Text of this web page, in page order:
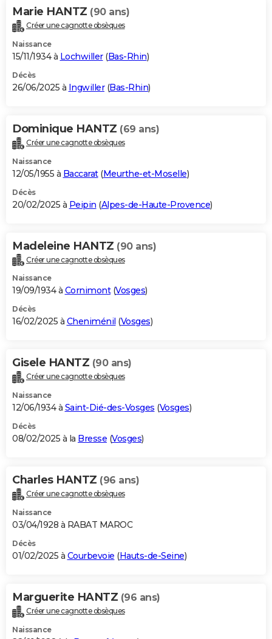
Marie HANTZ (90 ans)
Créer une cagnotte obsèques
Naissance
15/11/1934 à Lochwiller(Bas-Rhin)
Décès
26/06/2025 à Ingwiller(Bas-Rhin)
Dominique HANTZ (69 ans)
Créer une cagnotte obsèques
Naissance
12/05/1955 à Baccarat(Meurthe-et-Moselle)
Décès
20/02/2025 à Peipin (Alpes-de-Haute-Provence)
Madeleine HANTZ (90 ans)
Créer une cagnotte obsèques
Naissance
19/09/1934 à Cornimont(Vosges)
Décès
16/02/2025 à Cheniménil (Vosges)
Gisele HANTZ (90 ans)
Créer une cagnotte obsèques
Naissance
12/06/1934 à Saint-Dié-des-Vosges (Vosges)
Décès
08/02/2025 à la Bresse (Vosges)
Charles HANTZ (96 ans)
Créer une cagnotte obsèques
Naissance
03/04/1928 à RABAT MAROC
Décès
01/02/2025 à Courbevoie (Hauts-de-Seine)
Marguerite HANTZ (96 ans)
Créer une cagnotte obsèques
Naissance